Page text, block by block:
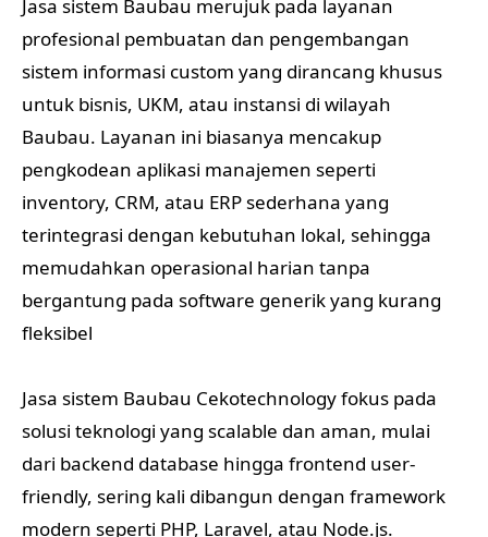
Jasa sistem Baubau merujuk pada layanan
profesional pembuatan dan pengembangan
sistem informasi custom yang dirancang khusus
untuk bisnis, UKM, atau instansi di wilayah
Baubau. Layanan ini biasanya mencakup
pengkodean aplikasi manajemen seperti
inventory, CRM, atau ERP sederhana yang
terintegrasi dengan kebutuhan lokal, sehingga
memudahkan operasional harian tanpa
bergantung pada software generik yang kurang
fleksibel
Jasa sistem Baubau Cekotechnology fokus pada
solusi teknologi yang scalable dan aman, mulai
dari backend database hingga frontend user-
friendly, sering kali dibangun dengan framework
modern seperti PHP, Laravel, atau Node.js.